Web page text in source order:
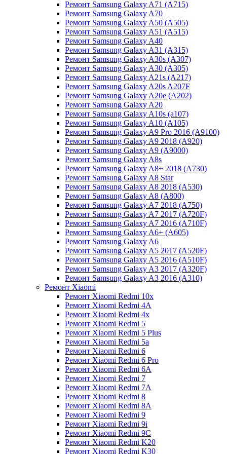
Ремонт Samsung Galaxy A71 (A715)
Ремонт Samsung Galaxy A70
Ремонт Samsung Galaxy A50 (A505)
Ремонт Samsung Galaxy A51 (A515)
Ремонт Samsung Galaxy A40
Ремонт Samsung Galaxy A31 (A315)
Ремонт Samsung Galaxy A30s (A307)
Ремонт Samsung Galaxy A30 (A305)
Ремонт Samsung Galaxy A21s (A217)
Ремонт Samsung Galaxy A20s A207F
Ремонт Samsung Galaxy A20e (A202)
Ремонт Samsung Galaxy A20
Ремонт Samsung Galaxy A10s (a107)
Ремонт Samsung Galaxy A10 (A105)
Ремонт Samsung Galaxy A9 Pro 2016 (A9100)
Ремонт Samsung Galaxy A9 2018 (A920)
Ремонт Samsung Galaxy A9 (A9000)
Ремонт Samsung Galaxy A8s
Ремонт Samsung Galaxy A8+ 2018 (A730)
Ремонт Samsung Galaxy A8 Star
Ремонт Samsung Galaxy A8 2018 (A530)
Ремонт Samsung Galaxy A8 (A800)
Ремонт Samsung Galaxy A7 2018 (A750)
Ремонт Samsung Galaxy A7 2017 (A720F)
Ремонт Samsung Galaxy A7 2016 (A710F)
Ремонт Samsung Galaxy A6+ (A605)
Ремонт Samsung Galaxy A6
Ремонт Samsung Galaxy A5 2017 (A520F)
Ремонт Samsung Galaxy A5 2016 (A510F)
Ремонт Samsung Galaxy A3 2017 (A320F)
Ремонт Samsung Galaxy A3 2016 (A310)
Ремонт Xiaomi
Ремонт Xiaomi Redmi 10x
Ремонт Xiaomi Redmi 4A
Ремонт Xiaomi Redmi 4x
Ремонт Xiaomi Redmi 5
Ремонт Xiaomi Redmi 5 Plus
Ремонт Xiaomi Redmi 5a
Ремонт Xiaomi Redmi 6
Ремонт Xiaomi Redmi 6 Pro
Ремонт Xiaomi Redmi 6A
Ремонт Xiaomi Redmi 7
Ремонт Xiaomi Redmi 7A
Ремонт Xiaomi Redmi 8
Ремонт Xiaomi Redmi 8A
Ремонт Xiaomi Redmi 9
Ремонт Xiaomi Redmi 9i
Ремонт Xiaomi Redmi 9C
Ремонт Xiaomi Redmi K20
Ремонт Xiaomi Redmi K30